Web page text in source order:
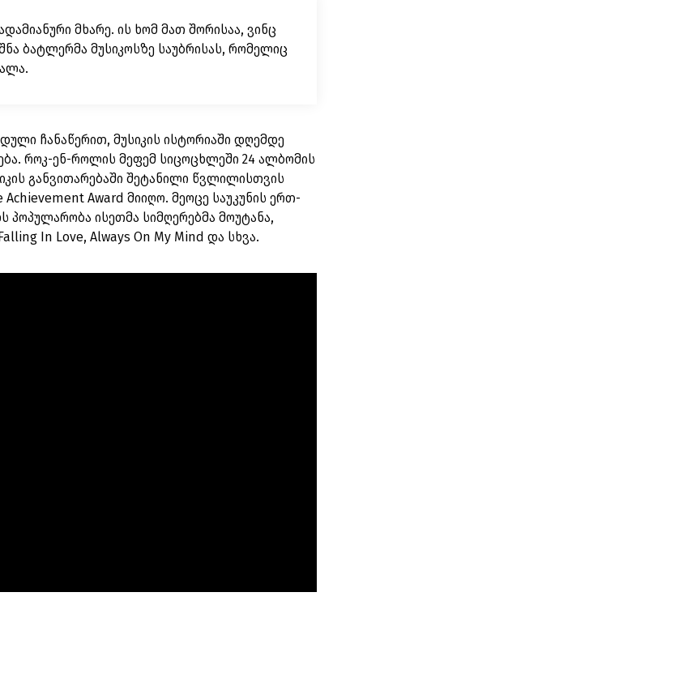
მხარე. ის ხომ მათ შორისაა, ვინც
ბატლერმა მუსიკოსზე საუბრისას, რომელიც
ჩანაწერით, მუსიკის ისტორიაში დღემდე
როკ-ენ-როლის მეფემ სიცოცხლეში 24 ალბომის
განვითარებაში შეტანილი წვლილისთვის
Award მიიღო. მეოცე საუკუნის ერთ-
ისეთმა სიმღერებმა მოუტანა,
In Love, Always On My Mind და სხვა.